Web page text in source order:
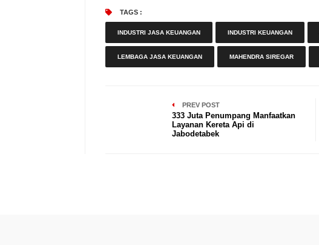
TAGS :
INDUSTRI JASA KEUANGAN INDUSTRI KEUANGAN
LEMBAGA JASA KEUANGAN MAHENDRA SIREGAR
PREV POST
333 Juta Penumpang Manfaatkan
Layanan Kereta Api di
Jabodetabek